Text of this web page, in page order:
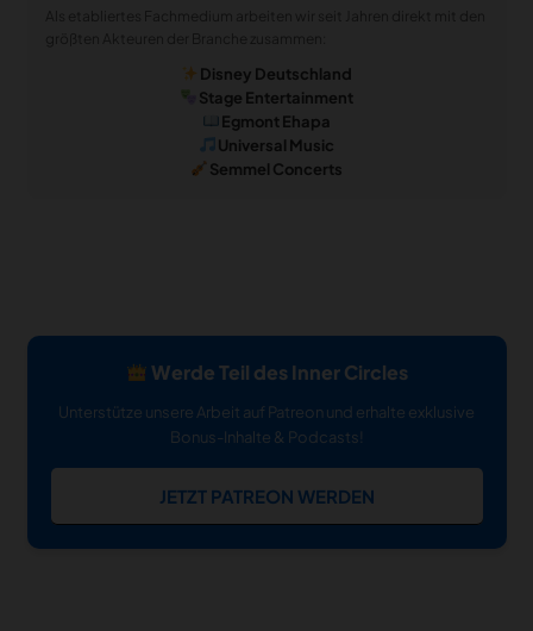
Disney Deutschland
Stage Entertainment
Egmont Ehapa
Universal Music
Semmel Concerts
Werde Teil des Inner Circles
Unterstütze unsere Arbeit auf Patreon und erhalte exklusive
Bonus-Inhalte & Podcasts!
JETZT PATREON WERDEN